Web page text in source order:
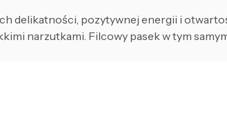
delikatności, pozytywnej energii i
narzutkami. Filcowy pasek w tym